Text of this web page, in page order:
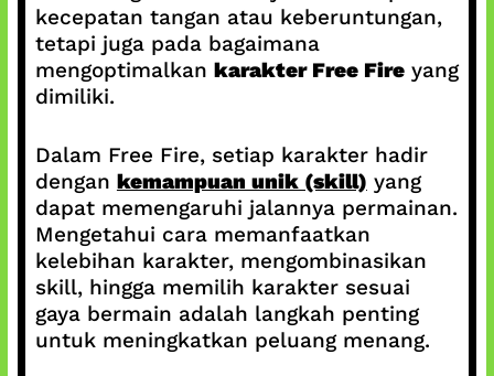
kecepatan tangan atau keberuntungan,
tetapi juga pada bagaimana
mengoptimalkan karakter Free Fireyang
dimiliki.
Dalam Free Fire, setiap karakter hadir
dengan kemampuan unik (skill) yang
dapat memengaruhi jalannya permainan.
Mengetahui cara memanfaatkan
kelebihan karakter, mengombinasikan
skill, hingga memilih karakter sesuai
gaya bermain adalah langkah penting
untuk meningkatkan peluang menang.